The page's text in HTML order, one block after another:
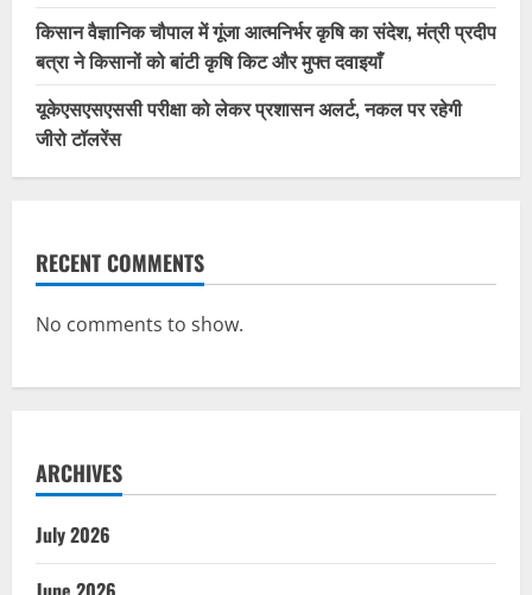
किसान वैज्ञानिक चौपाल में गूंजा आत्मनिर्भर कृषि का संदेश, मंत्री प्रदीप
बत्रा ने किसानों को बांटी कृषि किट और मुफ्त दवाइयाँ
यूकेएसएसएससी परीक्षा को लेकर प्रशासन अलर्ट, नकल पर रहेगी
जीरो टॉलरेंस
RECENT COMMENTS
No comments to show.
ARCHIVES
July 2026